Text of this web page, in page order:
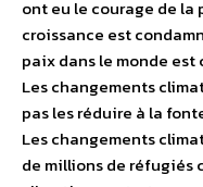
ont eu le courage de la
croissance est
paix dans le monde
Les changements
pas les réduire à la
Les changements
de millions de réfugiés